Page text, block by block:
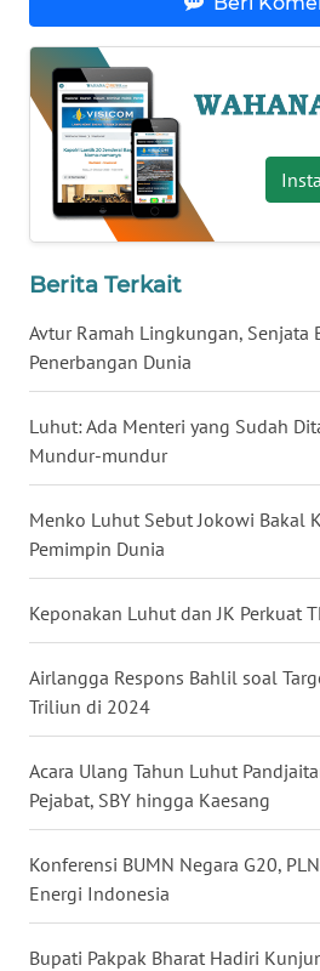
Berita Terkait
Avtur Ramah Lingkungan, Senjata
Penerbangan Dunia
Luhut: Ada Menteri yang Sudah
Mundur-mundur
Menko Luhut Sebut Jokowi Bakal
Pemimpin Dunia
Keponakan Luhut dan JK Perkuat
Airlangga Respons Bahlil soal
Triliun di 2024
Acara Ulang Tahun Luhut
Pejabat, SBY hingga Kaesang
Konferensi BUMN Negara G20,
Energi Indonesia
Bupati Pakpak Bharat Hadiri
WN
SUMBAR
WN
SUMSEL
BENGKULU
WN
LAMPUNG
WN
JATENG
WN
JOGJA
JATIM
BALI
KALBAR